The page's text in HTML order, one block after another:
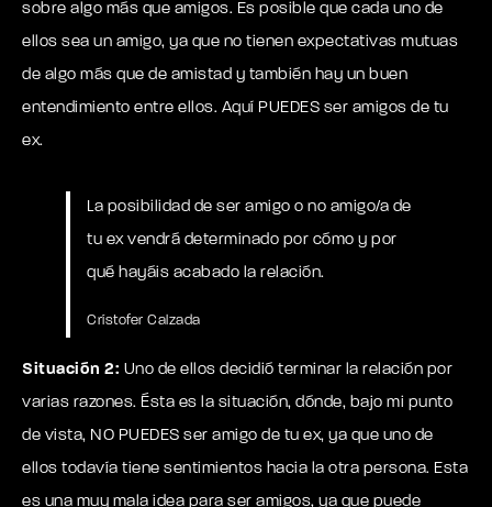
sobre algo más que amigos. Es posible que cada uno de
ellos sea un amigo, ya que no tienen expectativas mutuas
de algo más que de amistad y también hay un buen
entendimiento entre ellos. Aquí PUEDES ser amigos de tu
ex.
La posibilidad de ser amigo o no amigo/a de
tu ex vendrá determinado por cómo y por
qué hayáis acabado la relación.
Crístofer Calzada
Situación 2: Uno de ellos decidió terminar la relación por
varias razones. Ésta es la situación, dónde, bajo mi punto
de vista, NO PUEDES ser amigo de tu ex, ya que uno de
ellos todavía tiene sentimientos hacia la otra persona. Esta
es una muy mala idea para ser amigos, ya que puede